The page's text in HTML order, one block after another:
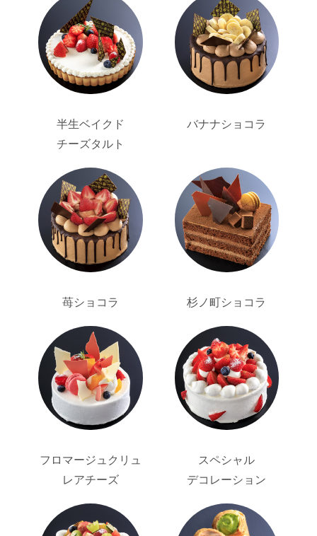
半生ベイクド
チーズタルト
バナナショコラ
苺ショコラ 杉ノ町ショコラ
フロマージュクリュ
レアチーズ
スペシャル
デコレーション